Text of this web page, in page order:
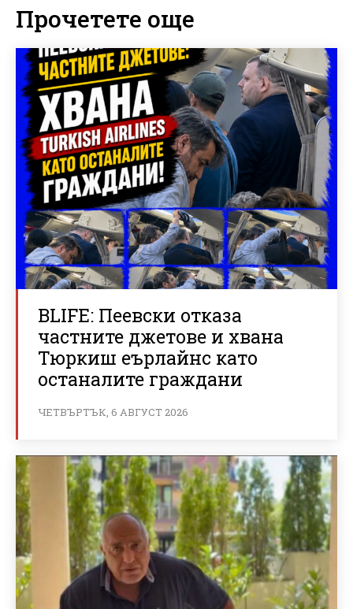
Прочетете още
BLIFE: Пеевски отказа
частните джетове и хвана
Тюркиш еърлайнс като
останалите граждани
ЧЕТВЪРТЪК, 6 АВГУСТ 2026